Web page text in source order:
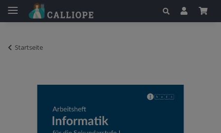
Startseite